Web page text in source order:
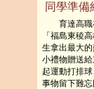
同學準備
育達高職在
「福島東稜
生拿出最大
小禮物贈送
起運動打排
事物留下難